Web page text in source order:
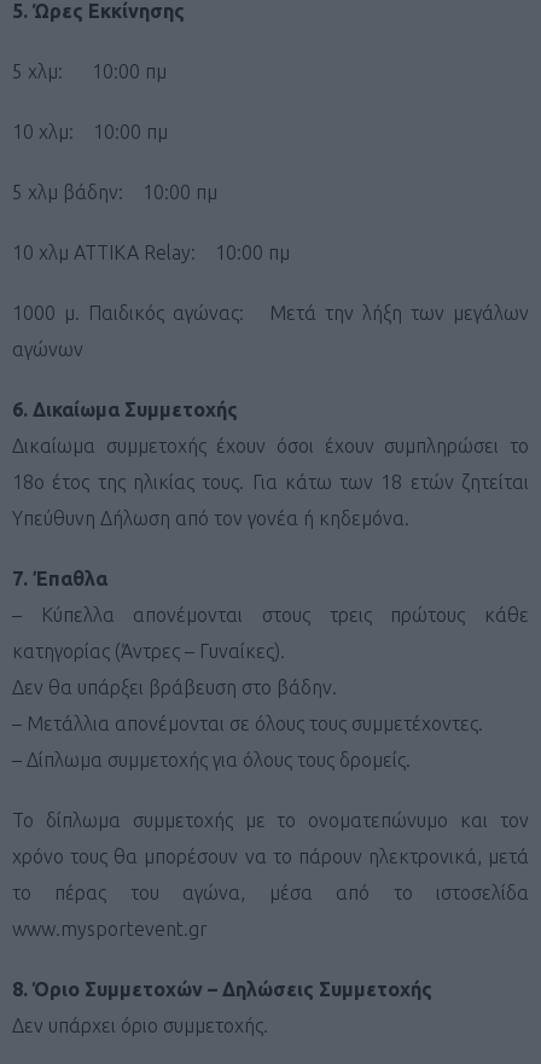
5. Ώρες Εκκίνησης
5 χλμ: 10:00 πμ
10 χλμ: 10:00 πμ
5 χλμ βάδην: 10:00 πμ
10 χλμ ATTIKA Relay: 10:00 πμ
1000 μ. Παιδικός αγώνας: Μετά την λήξη των μεγάλων
αγώνων
6. Δικαίωμα Συμμετοχής
Δικαίωμα συμμετοχής έχουν όσοι έχουν συμπληρώσει το
18ο έτος της ηλικίας τους. Για κάτω των 18 ετών ζητείται
Υπεύθυνη Δήλωση από τον γονέα ή κηδεμόνα.
7. Έπαθλα
– Κύπελλα απονέμονται στους τρεις πρώτους κάθε
κατηγορίας (Άντρες – Γυναίκες).
Δεν θα υπάρξει βράβευση στο βάδην.
– Μετάλλια απονέμονται σε όλους τους συμμετέχοντες.
– Δίπλωμα συμμετοχής για όλους τους δρομείς.
Το δίπλωμα συμμετοχής με το ονοματεπώνυμο και τον
χρόνο τους θα μπορέσουν να το πάρουν ηλεκτρονικά, μετά
το πέρας του αγώνα, μέσα από το ιστοσελίδα
www.mysportevent.gr
8. Όριο Συμμετοχών – Δηλώσεις Συμμετοχής
Δεν υπάρχει όριο συμμετοχής.